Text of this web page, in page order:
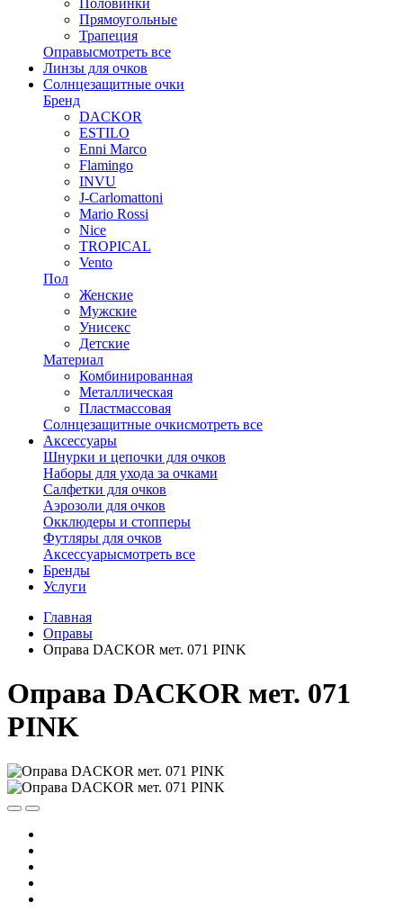
Прямоугольные
Трапеция
Оправысмотреть все
Линзы для очков
Солнцезащитные очки
Бренд
DACKOR
ESTILO
Enni Marco
Flamingo
INVU
J-Carlomattoni
Mario Rossi
Nice
TROPICAL
Vento
Пол
Женские
Мужские
Унисекс
Детские
Материал
Комбинированная
Металлическая
Пластмассовая
Солнцезащитные очкисмотреть все
Аксессуары
Шнурки и цепочки для очков
Наборы для ухода за очками
Салфетки для очков
Аэрозоли для очков
Окклюдеры и стопперы
Футляры для очков
Аксессуарысмотреть все
Бренды
Услуги
Главная
Оправы
Оправа DACKOR мет. 071 PINK
Оправа DACKOR мет. 071
PINK